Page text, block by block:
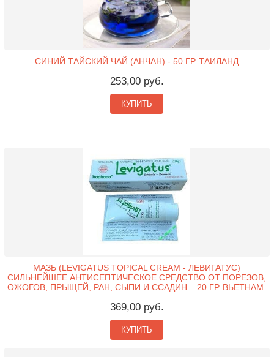
СИНИЙ ТАЙСКИЙ ЧАЙ (АНЧАН) - 50 ГР. ТАИЛАНД
253,00 руб.
КУПИТЬ
МАЗЬ (LEVIGATUS TOPICAL CREAM - ЛЕВИГАТУС)
СИЛЬНЕЙШЕЕ АНТИСЕПТИЧЕСКОЕ СРЕДСТВО ОТ ПОРЕЗОВ,
ОЖОГОВ, ПРЫЩЕЙ, РАН, СЫПИ И ССАДИН – 20 ГР. ВЬЕТНАМ.
369,00 руб.
КУПИТЬ